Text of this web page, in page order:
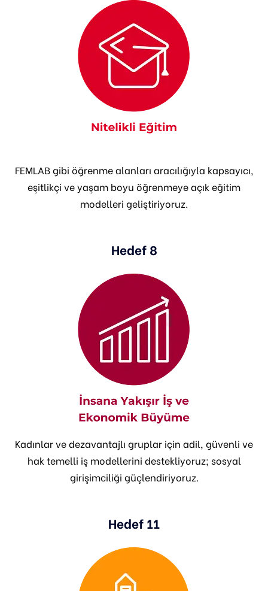
FEMLAB gibi öğrenme alanları aracılığıyla kapsayıcı,
eşitlikçi ve yaşam boyu öğrenmeye açık eğitim
modelleri geliştiriyoruz.
Hedef 8
Kadınlar ve dezavantajlı gruplar için adil, güvenli ve
hak temelli iş modellerini destekliyoruz; sosyal
girişimciliği güçlendiriyoruz.
Hedef 11